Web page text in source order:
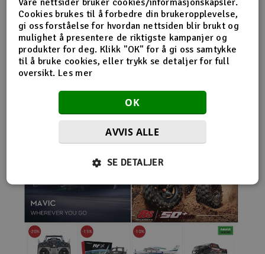
nybegynnerutstyr og avanserte løsninger hos samme
leverandør. Da internett for alvor endret
handelsmønstrene på 2000-tallet, satset Norwegian
Modellers tidlig på netthandel. Nettbutikken modellers.no
gjorde det mulig for kunder fra hele landet å handle
spesialprodukter som tidligere ofte bare var tilgjengelige i
større byer. Samtidig fortsatte selskapet å drive fysisk
Cookies brukes til å forbedre din brukeropplevelse,
gi oss forståelse for hvordan nettsiden blir brukt og
mulighet å presentere de riktigste kampanjer og
produkter for deg. Klikk "OK" for å gi oss samtykke
til å bruke cookies, eller trykk se detaljer for full
oversikt. Les mer
OK
AVVIS ALLE
SE DETALJER